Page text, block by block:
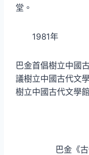
堂。
1981年
巴金首倡樹立中國
議樹立中國古代文
樹立中國古代文學
巴金《